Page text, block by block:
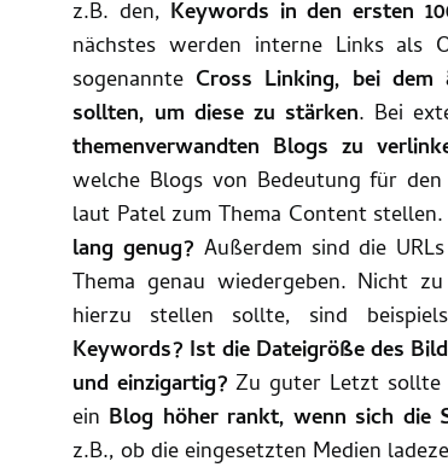
z.B. den, Keywords in den ersten
nächstes werden interne Links als
sogenannte Cross Linking, bei
sollten, um diese zu stärken. Bei
themenverwandten Blogs zu
welche Blogs von Bedeutung für
laut Patel zum Thema Content stellen.
lang genug? Außerdem sind die
Thema genau wiedergeben. Nicht
hierzu stellen sollte, sind
Keywords? Ist die Dateigröße des
und einzigartig? Zu guter Letzt sollte
ein Blog höher rankt, wenn sich die
z.B., ob die eingesetzten Medien